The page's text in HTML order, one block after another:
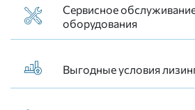
Сервисное
оборудования
Выгодные условия